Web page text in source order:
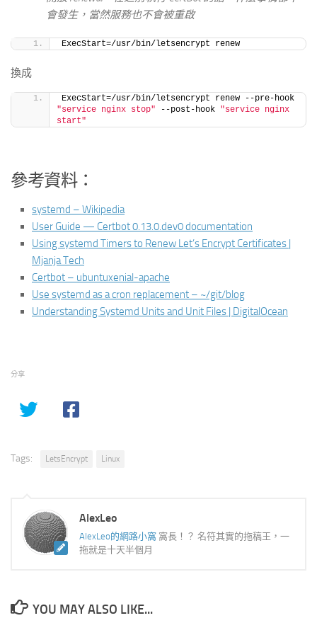
會發生，當然服務也不會被重啟
ExecStart=/usr/bin/letsencrypt renew
換成
"service nginx stop" --post-hook "service nginx
start"
參考資料：
systemd – Wikipedia
User Guide — Certbot 0.13.0.dev0 documentation
Using systemd Timers to Renew Let’s Encrypt Certificates |
Mjanja Tech
Certbot – ubuntuxenial-apache
Use systemd as a cron replacement – ~/git/blog
Understanding Systemd Units and Unit Files | DigitalOcean
分享
Tags: LetsEncrypt Linux
AlexLeo
AlexLeo的網路小窩 窩長！？ 名符其實的拖稿王，一
拖就是十天半個月
YOU MAY ALSO LIKE...